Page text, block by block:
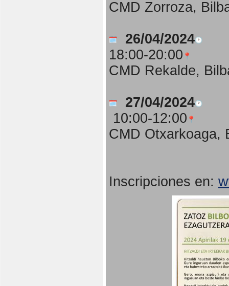
CMD Zorroza,
26/04/2024
18:00-20:00
CMD Rekalde,
27/04/2024
10:00-12:00
CMD Otxarkoaga,
Inscripciones en: